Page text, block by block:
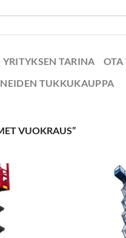
YRITYKSEN TARINA OTA
TUKKUKAUPPA
VUOKRAUS”